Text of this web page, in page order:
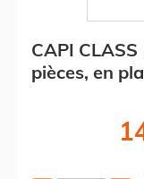
CAPI
pièces, en